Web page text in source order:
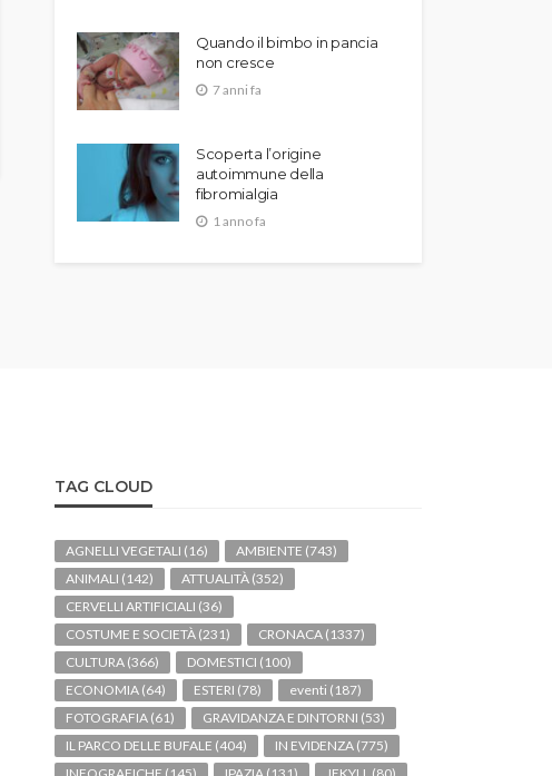
Quando il bimbo in pancia
non cresce
7 anni fa
Scoperta l’origine
autoimmune della
fibromialgia
1 anno fa
TAG CLOUD
AGNELLI VEGETALI (16) AMBIENTE (743)
ANIMALI (142) ATTUALITÀ (352)
CERVELLI ARTIFICIALI (36)
COSTUME E SOCIETÀ (231) CRONACA (1337)
CULTURA (366) DOMESTICI (100)
ECONOMIA (64) ESTERI (78) eventi (187)
FOTOGRAFIA (61) GRAVIDANZA E DINTORNI (53)
IL PARCO DELLE BUFALE (404) IN EVIDENZA (775)